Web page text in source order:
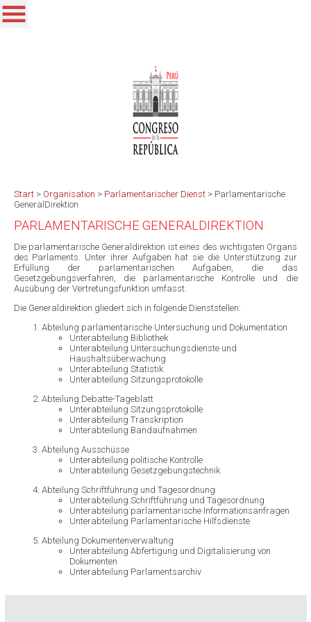
Start > Organisation > Parlamentarischer Dienst > Parlamentarische
GeneralDirektion
PARLAMENTARISCHE GENERALDIREKTION
Die parlamentarische Generaldirektion ist eines des wichtigsten Organs
des Parlaments. Unter ihrer Aufgaben hat sie die Unterstützung zur
Erfüllung der parlamentarischen Aufgaben, die das
Gesetzgebungsverfahren, die parlamentarische Kontrolle und die
Ausübung der Vertretungsfunktion umfasst.
Die Generaldirektion gliedert sich in folgende Dienststellen:
Abteilung parlamentarische Untersuchung und Dokumentation
Unterabteilung Bibliothek
Unterabteilung Untersuchungsdienste und
Haushaltsüberwachung
Unterabteilung Statistik
Unterabteilung Sitzungsprotokolle
Abteilung Debatte-Tageblatt
Unterabteilung Sitzungsprotokolle
Unterabteilung Transkription
Unterabteilung Bandaufnahmen
Abteilung Ausschüsse
Unterabteilung politische Kontrolle
Unterabteilung Gesetzgebungstechnik
Abteilung Schriftführung und Tagesordnung
Unterabteilung Schriftführung und Tagesordnung
Unterabteilung parlamentarische Informationsanfragen
Unterabteilung Parlamentarische Hilfsdienste
Abteilung Dokumentenverwaltung
Unterabteilung Abfertigung und Digitalisierung von
Dokumenten
Unterabteilung Parlamentsarchiv